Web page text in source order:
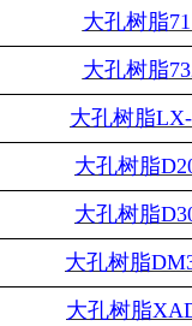
大孔树脂
大孔树脂
大孔树脂
大孔树脂
大孔树脂
大孔树脂
大孔树脂